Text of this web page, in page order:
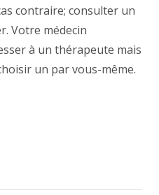
contraire; consulter un
Votre médecin
à un thérapeute mais
un par vous-même.